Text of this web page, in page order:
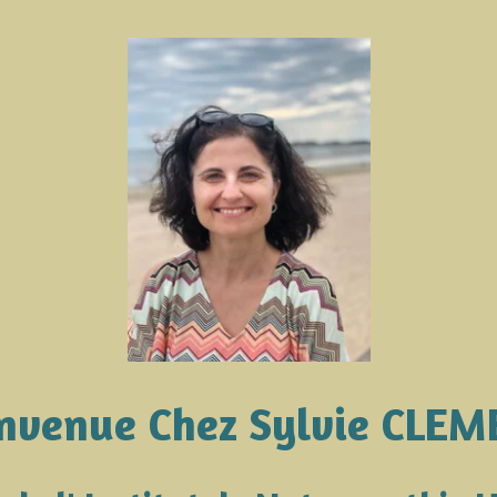
Chez Sylvie